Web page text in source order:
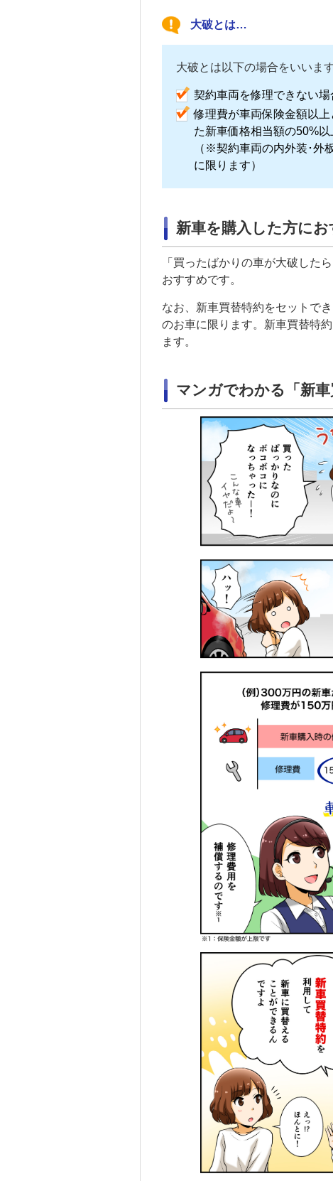
大破とは…
大破とは以下の場合をいいます
契約車両を修理できない場
修理費が車両保険金額以上
た新車価格相当額の50%
（※契約車両の内外装･外
に限ります）
新車を購入した方に
「買ったばかりの車が大破した
おすすめです。
なお、新車買替特約をセットで
のお車に限ります。新車買替特
ます。
マンガでわかる「新車